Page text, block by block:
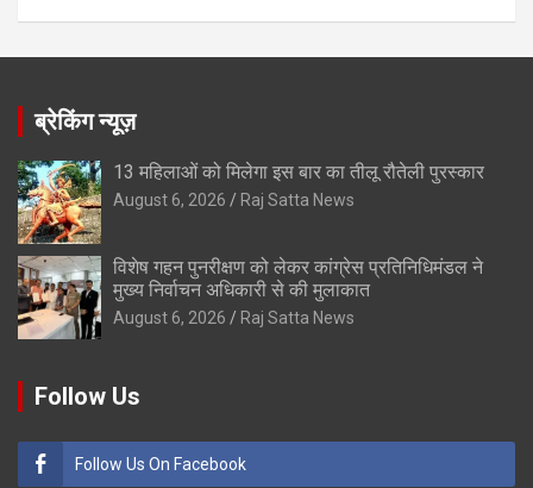
ब्रेकिंग न्यूज़
13 महिलाओं को मिलेगा इस बार का तीलू रौतेली पुरस्कार
August 6, 2026 Raj Satta News
विशेष गहन पुनरीक्षण को लेकर कांग्रेस प्रतिनिधिमंडल ने
मुख्य निर्वाचन अधिकारी से की मुलाकात
August 6, 2026 Raj Satta News
Follow Us
Follow Us On Facebook